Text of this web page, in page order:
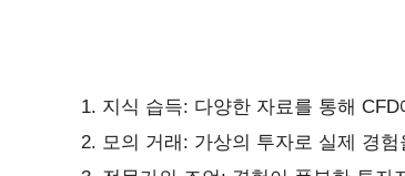
지식 습득: 다양한 자료를 통해
모의 거래: 가상의 투자로 실제 경